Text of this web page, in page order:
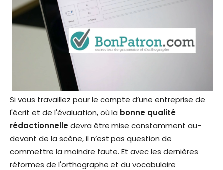
Si vous travaillez pour le compte d’une entreprise de
l'écrit et de l'évaluation, où la bonne qualité
rédactionnelledevra être mise constamment au-
devant de la scène, il n’est pas question de
commettre la moindre faute. Et avec les dernières
réformes de l'orthographe et du vocabulaire